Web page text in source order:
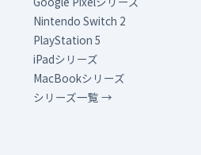
Nintendo Switch 2
PlayStation 5
iPadシリーズ
MacBookシリーズ
シリーズ一覧 →